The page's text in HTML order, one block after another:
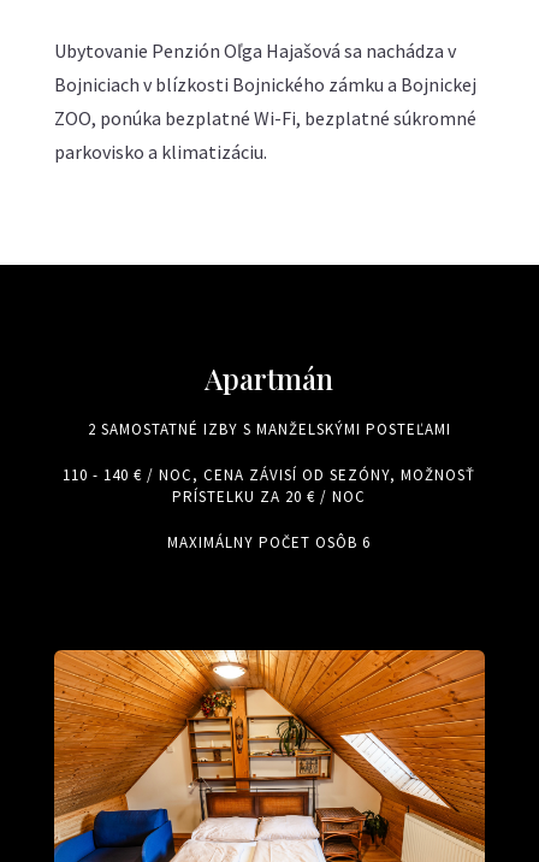
Ubytovanie Penzión Oľga Hajašová sa nachádza v
Bojniciach v blízkosti Bojnického zámku a Bojnickej
ZOO, ponúka bezplatné Wi-Fi, bezplatné súkromné
parkovisko a klimatizáciu.
Apartmán
2 SAMOSTATNÉ IZBY S MANŽELSKÝMI POSTEĽAMI
110 - 140 € / NOC, CENA ZÁVISÍ OD SEZÓNY, MOŽNOSŤ
PRÍSTELKU ZA 20 € / NOC
MAXIMÁLNY POČET OSÔB 6